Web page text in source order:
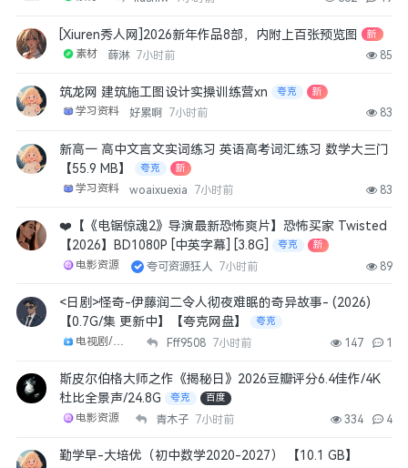
[Xiuren秀人网]2026新年作品8部，内附上百张预览图 新
素材 薛淋 7小时前 85
筑龙网 建筑施工图设计实操训练营xn 夸克 新
学习资料 好累啊 7小时前 83
新高一 高中文言文实词练习 英语高考词汇练习 数学大三门
【55.9 MB】
夸克 新
学习资料 woaixuexia 7小时前 83
❤️【《电锯惊魂2》导演最新恐怖爽片】恐怖买家 Twisted
【2026】BD1080P [中英字幕] [3.8G]
夸克 新
电影资源 夸可资源狂人 7小时前 89
<日剧>怪奇-伊藤润二令人彻夜难眠的奇异故事- (2026)
【0.7G/集 更新中】【夸克网盘】
夸克
Fff9508 7小时前 147 1
斯皮尔伯格大师之作《揭秘日》2026豆瓣评分6.4佳作/4K
杜比全景声/24.8G
夸克 百度
电影资源 青木子 7小时前 334 4
勤学早-大培优（初中数学2020-2027） 【10.1 GB】
打卡
asd007
4天前 👍 0
进入首页
3天前
ptqtosf
666
3天前 👍0
0703
现在打开都显示板块不存在为什么